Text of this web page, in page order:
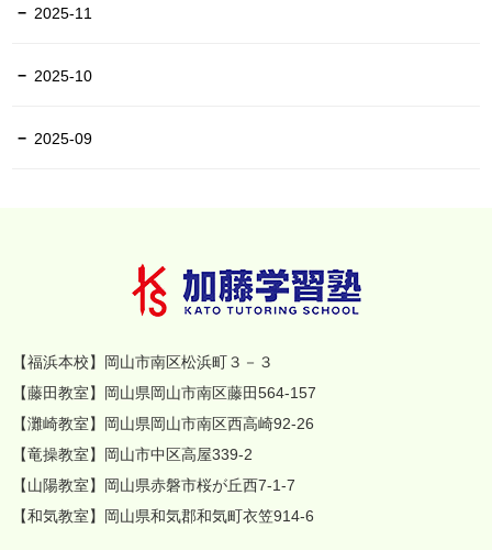
2025-11
2025-10
2025-09
【福浜本校】岡山市南区松浜町３－３
【藤田教室】岡山県岡山市南区藤田564-157
【灘崎教室】岡山県岡山市南区西高崎92-26
【竜操教室】岡山市中区高屋339-2
【山陽教室】岡山県赤磐市桜が丘西7-1-7
【和気教室】岡山県和気郡和気町衣笠914-6